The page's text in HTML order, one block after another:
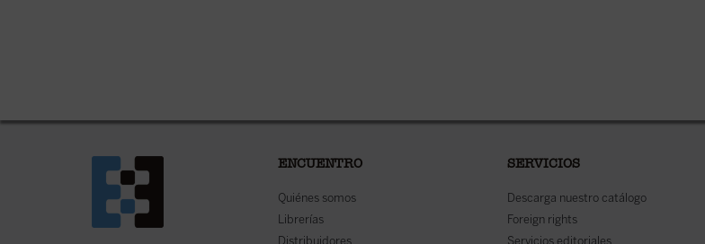
ENCUENTRO
Quiénes somos
Librerías
Distribuidores
SERVICIOS
Descarga nuestro catálogo
Foreign rights
Servicios editoriales